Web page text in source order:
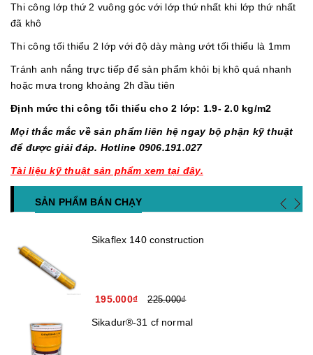
Thi công lớp thứ 2 vuông góc với lớp thứ nhất khi lớp thứ nhất
đã khô
Thi công tối thiểu 2 lớp với độ dày màng ướt tối thiểu là 1mm
Tránh anh nắng trực tiếp để sản phẩm khỏi bị khô quá nhanh
hoặc mưa trong khoảng 2h đầu tiên
Định mức thi công tối thiểu cho 2 lớp: 1.9- 2.0 kg/m2
Mọi thắc mắc về sản phẩm liên hệ ngay bộ phận kỹ thuật
để được giải đáp. Hotline 0906.191.027
Tài liệu kỹ thuật sản phẩm xem tại đây.
SẢN PHẨM BÁN CHẠY
Sikaflex 140 construction
195.000₫ 225.000₫
Sikadur®-31 cf normal